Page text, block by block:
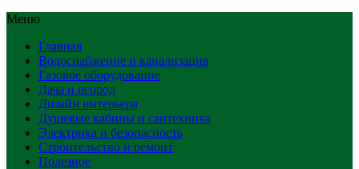
Меню
Главная
Водоснабжение и канализация
Газовое оборудование
Дача и огород
Дизайн интерьера
Душевые кабины и сантехника
Электрика и безопасность
Строительство и ремонт
Полезное